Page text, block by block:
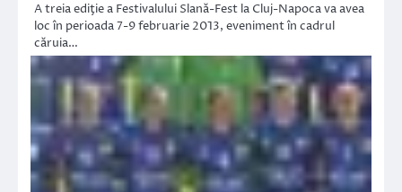
A treia ediţie a Festivalului Slană-Fest la Cluj-Napoca va avea
loc în perioada 7-9 februarie 2013, eveniment în cadrul
căruia…